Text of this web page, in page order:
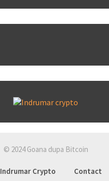
© 2024 Goana dupa Bitcoin
Indrumar Crypto Contact